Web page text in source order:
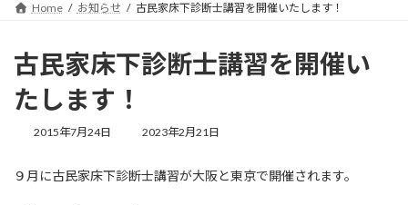
Home お知らせ 古民家床下診断士講習を開催いたします！
古民家床下診断士講習を開催い
たします！
2015年7月24日
最
新
2023年2月21日
９月に古民家床下診断士講習が大阪と東京で開催されます。